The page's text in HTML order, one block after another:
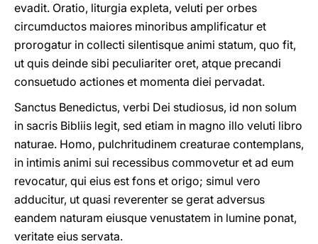
evadit. Oratio, liturgia expleta, veluti per orbes
circumductos maiores minoribus amplificatur et
prorogatur in collecti silentisque animi statum, quo fit,
ut quis deinde sibi peculiariter oret, atque precandi
consuetudo actiones et momenta diei pervadat.
Sanctus Benedictus, verbi Dei studiosus, id non solum
in sacris Bibliis legit, sed etiam in magno illo veluti libro
naturae. Homo, pulchritudinem creaturae contemplans,
in intimis animi sui recessibus commovetur et ad eum
revocatur, qui eius est fons et origo; simul vero
adducitur, ut quasi reverenter se gerat adversus
eandem naturam eiusque venustatem in lumine ponat,
veritate eius servata.